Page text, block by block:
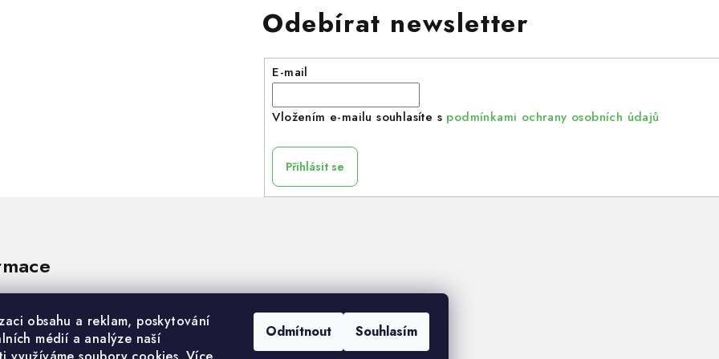
obsahu a reklam, poskytování
médií a analýze naší
Odmítnout Souhlasím
Odebírat newsletter
E-mail
Vložením e-mailu souhlasíte s podmínkami ochrany osobních údajů
Přihlásit se